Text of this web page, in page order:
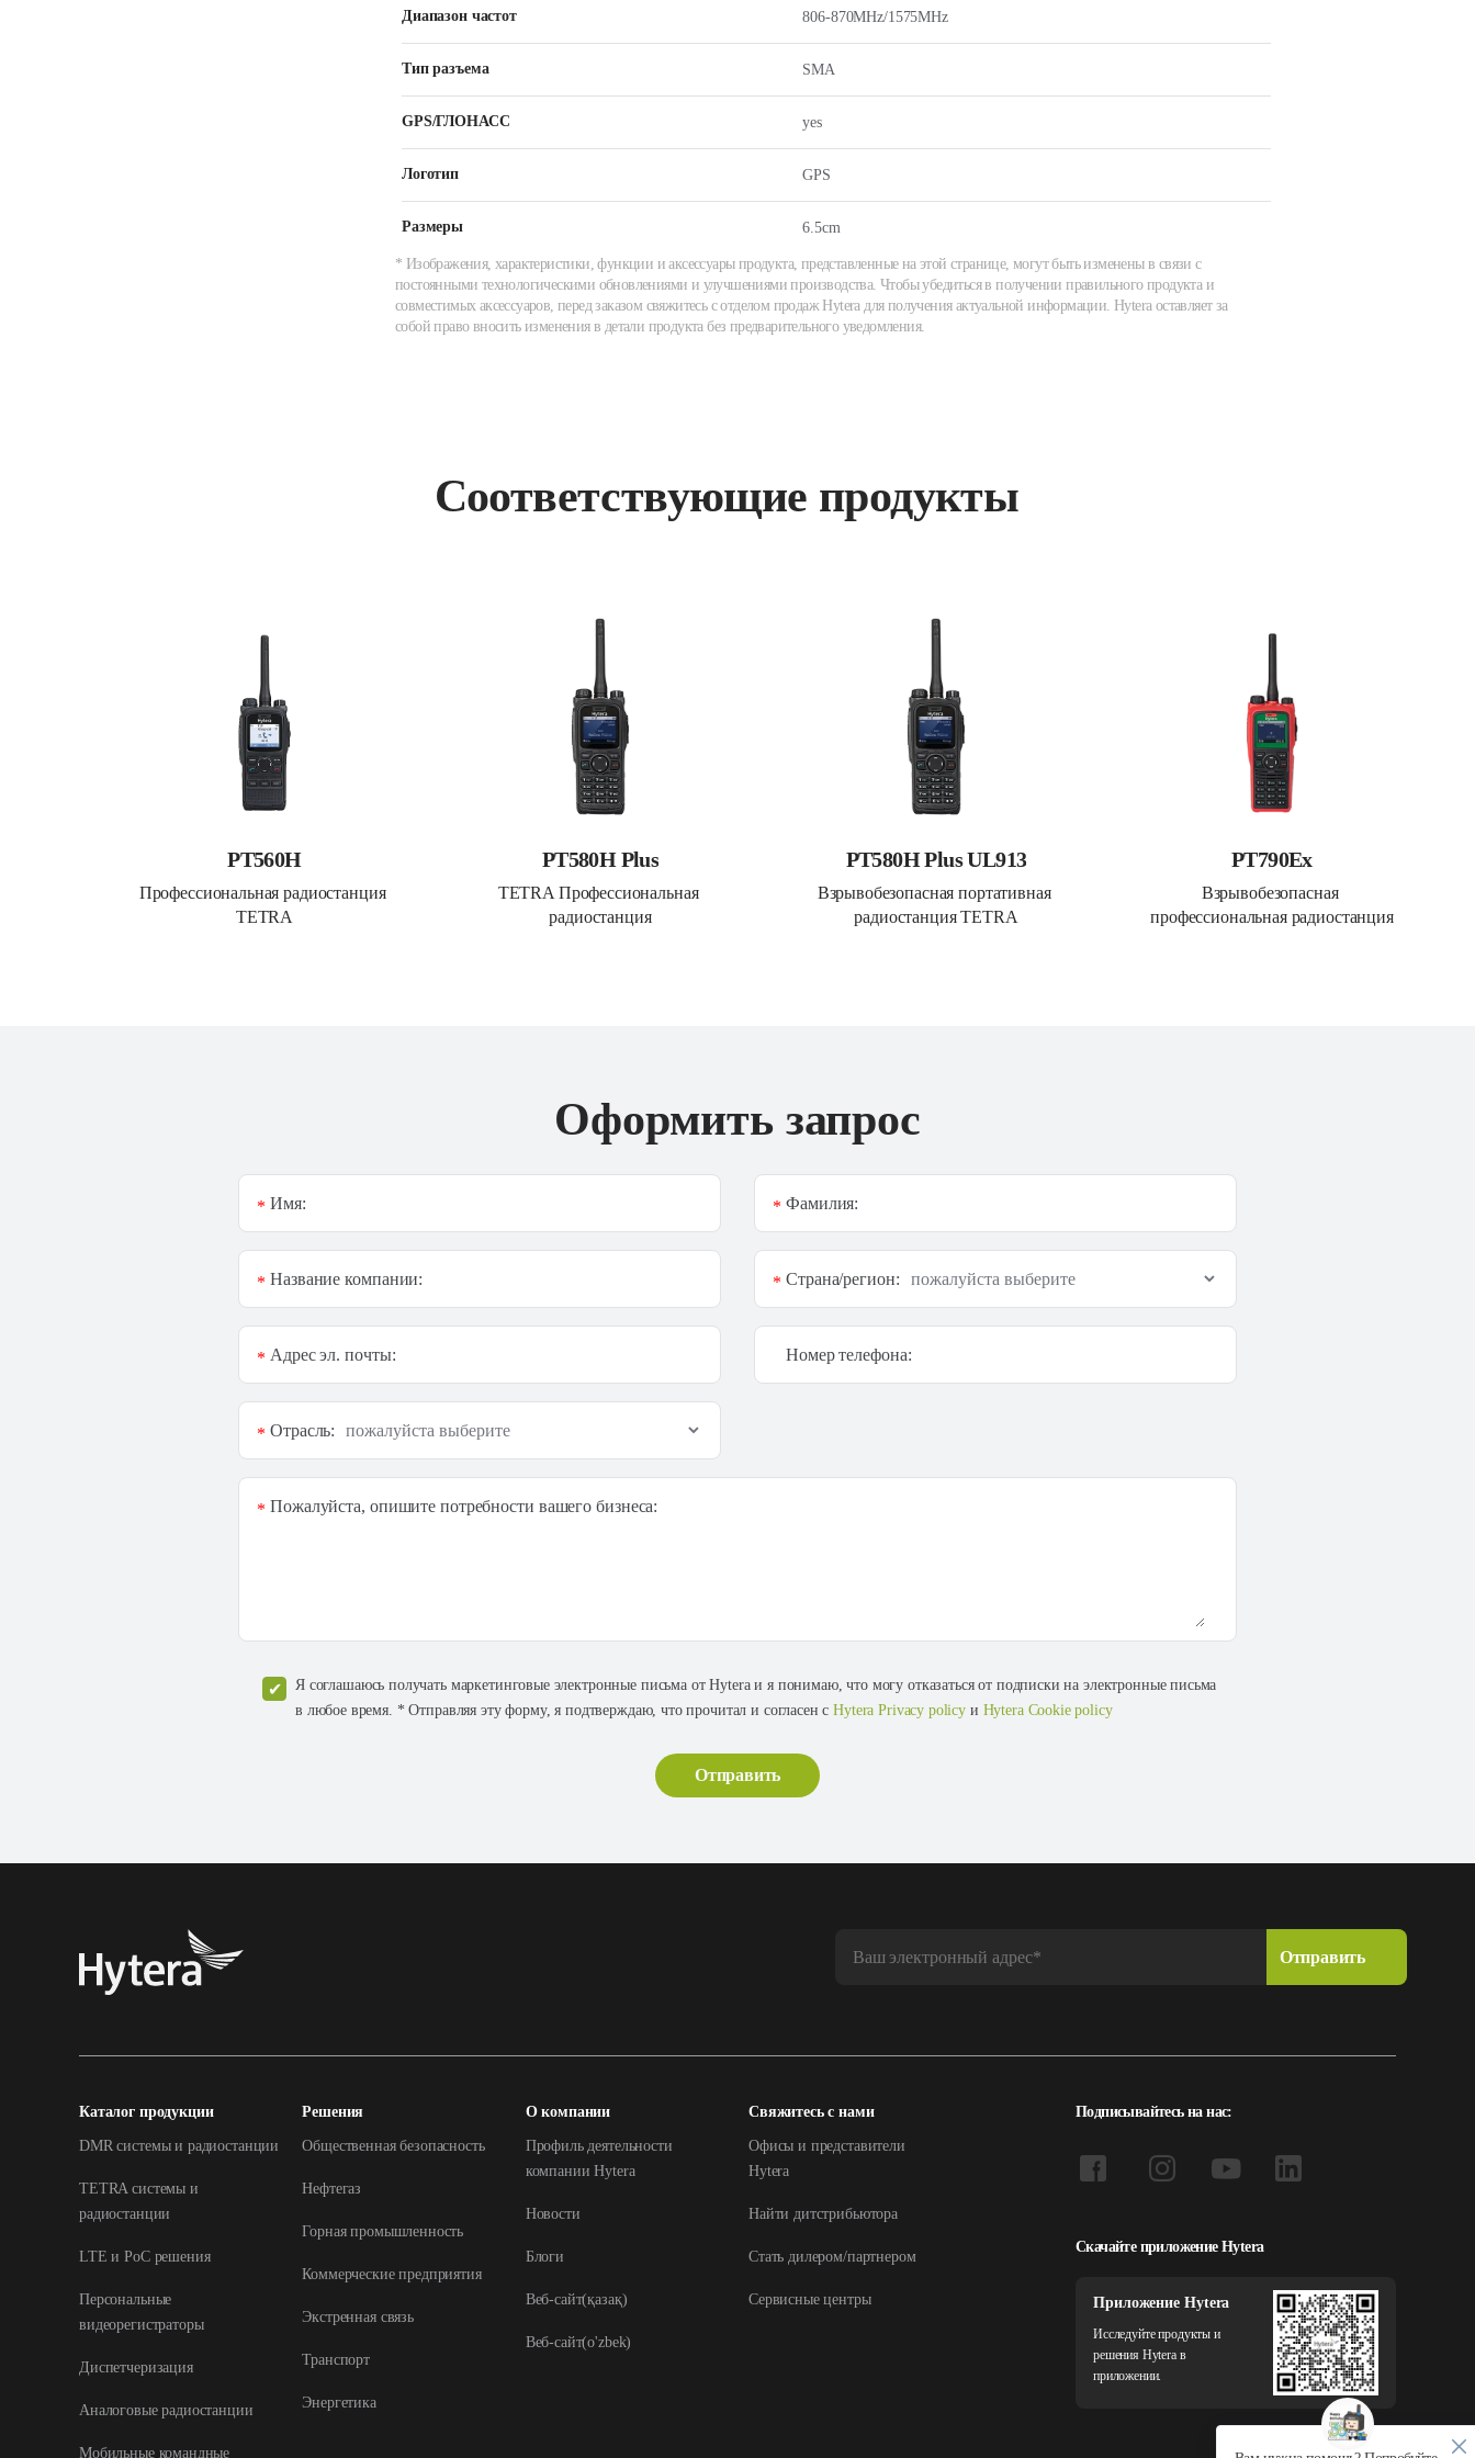
Диапазон частот 806-870MHz/1575MHz
Тип разъема SMA
GPS/ГЛОНАСС yes
Логотип GPS
Размеры 6.5cm
* Изображения, характеристики, функции и аксессуары продукта, представленные на этой странице, могут быть изменены в связи с
постоянными технологическими обновлениями и улучшениями производства. Чтобы убедиться в получении правильного продукта и
совместимых аксессуаров, перед заказом свяжитесь с отделом продаж Hytera для получения актуальной информации. Hytera оставляет за
собой право вносить изменения в детали продукта без предварительного уведомления.
Соответствующие продукты
PT560H
Профессиональная радиостанция
TETRA
PT580H Plus
TETRA Профессиональная
радиостанция
PT580H Plus UL913
Взрывобезопасная портативная
радиостанция TETRA
PT790Ex
Взрывобезопасная
профессиональная радиостанция
Оформить запрос
Имя:
* Фамилия:
*
Название компании:
* Страна/регион:
*
Адрес эл. почты:
* Номер телефона:
Отрасль:
*
Пожалуйста, опишите потребности вашего бизнеса:
*
Я соглашаюсь получать маркетинговые электронные письма от Hytera и я понимаю, что могу отказаться от подписки на электронные письма
в любое время. * Отправляя эту форму, я подтверждаю, что прочитал и согласен сHytera Privacy policy и Hytera Cookie policy
Каталог продукции
DMR системы и радиостанции
TETRA системы и
радиостанции
LTE и РоС решения
Персональные
видеорегистраторы
Диспетчеризация
Аналоговые радиостанции
Мобильные командные
Решения
Общественная безопасность
Нефтегаз
Горная промышленность
Коммерческие предприятия
Экстренная связь
Транспорт
Энергетика
О компании
Профиль деятельности
компании Hytera
Новости
Блоги
Веб-сайт(қазақ)
Веб-сайт(o'zbek)
Свяжитесь с нами
Офисы и представители
Hytera
Найти дитстрибьютора
Стать дилером/партнером
Сервисные центры
Подписывайтесь на нас:
Скачайте приложение Hytera
Приложение Hytera
Исследуйте продукты и
решения Hytera в
приложении.